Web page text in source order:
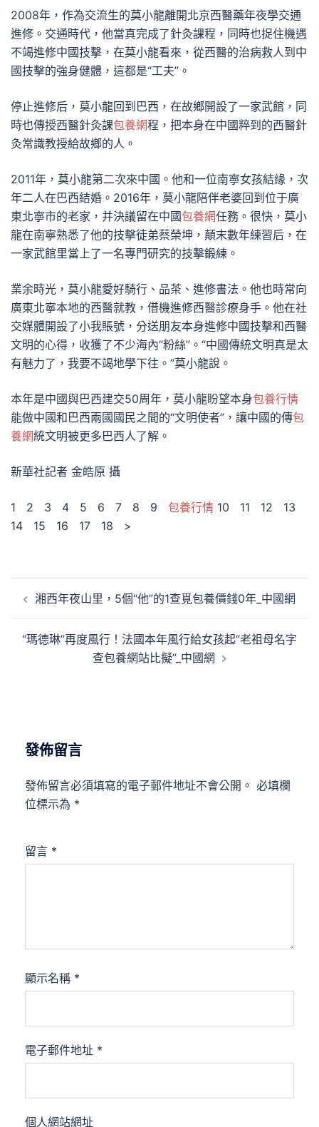
2008年，作為交流生的莫小龍離開北京西醫藥年夜學交通
進修。交通時代，他當真完成了針灸課程，同時也捉住機遇
不竭進修中國技擊，在莫小龍看來，從西醫的治病救人到中
國技擊的強身健體，這都是“工夫”。
停止進修后，莫小龍回到巴西，在故鄉開設了一家武館，同
時也傳授西醫針灸課包養網程，把本身在中國粹到的西醫針
灸常識教授給故鄉的人。
2011年，莫小龍第二次來中國。他和一位南寧女孩結緣，次
年二人在巴西結婚。2016年，莫小龍陪伴老婆回到位于廣
東北寧市的老家，并決議留在中國包養網任務。很快，莫小
龍在南寧熟悉了他的技擊徒弟蔡榮坤，顛末數年練習后，在
一家武館里當上了一名專門研究的技擊鍛練。
業余時光，莫小龍愛好騎行、品茶、進修書法。他也時常向
廣東北寧本地的西醫就教，借機進修西醫診療身手。他在社
交媒體開設了小我賬號，分送朋友本身進修中國技擊和西醫
文明的心得，收獲了不少海內“粉絲”。“中國傳統文明真是太
有魅力了，我要不竭地學下往。”莫小龍說。
本年是中國與巴西建交50周年，莫小龍盼望本身包養行情
能做中國和巴西兩國國民之間的“文明使者”，讓中國的傳包
養網統文明被更多巴西人了解。
新華社記者 金皓原 攝
1 2 3 4 5 6 7 8 9 包養行情 10 11 12 13
14 15 16 17 18 >
章
覽
湘西年夜山里，5個“他”的1查覓包養價錢0年_中國網
“瑪德琳”再度風行！法國本年風行給女孩起“老祖母名字
查包養網站比擬”_中國網
發佈留言
發佈留言必須填寫的電子郵件地址不會公開。 必填欄
位標示為 *
留言 *
顯示名稱 *
電子郵件地址 *
個人網站網址